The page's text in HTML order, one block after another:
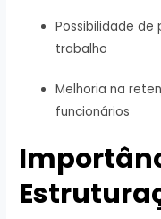
Possibilidade
trabalho
Melhoria na
funcionários